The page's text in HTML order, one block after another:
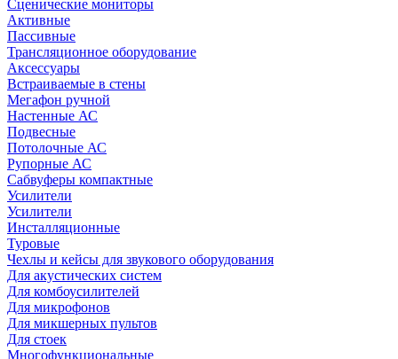
Сценические мониторы
Активные
Пассивные
Трансляционное оборудование
Аксессуары
Встраиваемые в стены
Мегафон ручной
Настенные АС
Подвесные
Потолочные АС
Рупорные АС
Сабвуферы компактные
Усилители
Усилители
Инсталляционные
Туровые
Чехлы и кейсы для звукового оборудования
Для акустических систем
Для комбоусилителей
Для микрофонов
Для микшерных пультов
Для стоек
Многофункциональные